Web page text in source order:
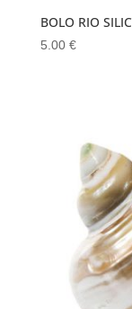
BOLO RIO
5.00 €